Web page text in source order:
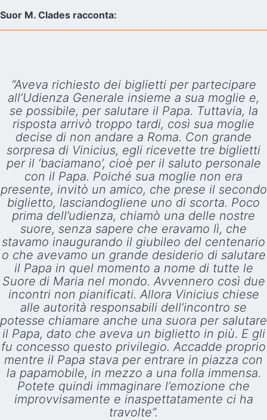
Suor M. Clades racconta:
“Aveva richiesto dei biglietti per partecipare
all’Udienza Generale insieme a sua moglie e,
se possibile, per salutare il Papa. Tuttavia, la
risposta arrivò troppo tardi, così sua moglie
decise di non andare a Roma. Con grande
sorpresa di Vinicius, egli ricevette tre biglietti
per il ‘baciamano’, cioè per il saluto personale
con il Papa. Poiché sua moglie non era
presente, invitò un amico, che prese il secondo
biglietto, lasciandogliene uno di scorta. Poco
prima dell’udienza, chiamò una delle nostre
suore, senza sapere che eravamo lì, che
stavamo inaugurando il giubileo del centenario
o che avevamo un grande desiderio di salutare
il Papa in quel momento a nome di tutte le
Suore di Maria nel mondo. Avvennero così due
incontri non pianificati. Allora Vinicius chiese
alle autorità responsabili dell’incontro se
potesse chiamare anche una suora per salutare
il Papa, dato che aveva un biglietto in più. E gli
fu concesso questo privilegio. Accadde proprio
mentre il Papa stava per entrare in piazza con
la papamobile, in mezzo a una folla immensa.
Potete quindi immaginare l’emozione che
improvvisamente e inaspettatamente ci ha
travolte”.